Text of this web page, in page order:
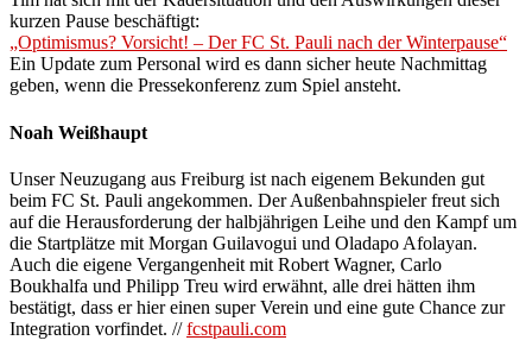
kurzen Pause beschäftigt:
„Optimismus? Vorsicht! – Der FC St. Pauli nach der Winterpause“
Ein Update zum Personal wird es dann sicher heute Nachmittag
geben, wenn die Pressekonferenz zum Spiel ansteht.
Noah Weißhaupt
Unser Neuzugang aus Freiburg ist nach eigenem Bekunden gut
beim FC St. Pauli angekommen. Der Außenbahnspieler freut sich
auf die Herausforderung der halbjährigen Leihe und den Kampf um
die Startplätze mit Morgan Guilavogui und Oladapo Afolayan.
Auch die eigene Vergangenheit mit Robert Wagner, Carlo
Boukhalfa und Philipp Treu wird erwähnt, alle drei hätten ihm
bestätigt, dass er hier einen super Verein und eine gute Chance zur
Integration vorfindet. //fcstpauli.com